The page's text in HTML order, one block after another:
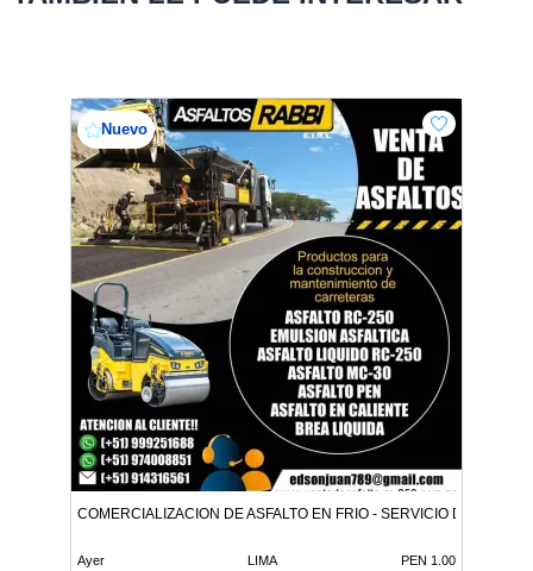
Nuevo
COMERCIALIZACION DE ASFALTO EN FRIO - SERVICIO DE
Ayer LIMA PEN 1.00